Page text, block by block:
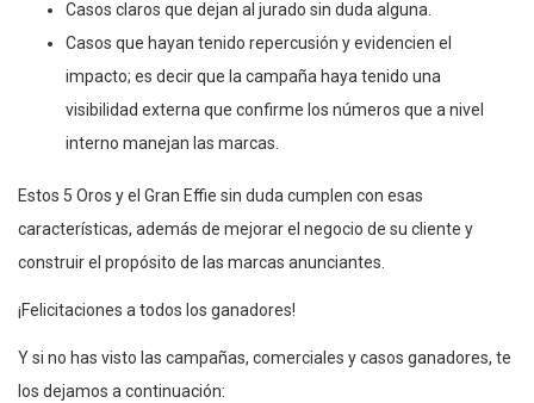
Casos claros que dejan al jurado sin duda alguna.
Casos que hayan tenido repercusión y evidencien el
impacto; es decir que la campaña haya tenido una
visibilidad externa que confirme los números que a nivel
interno manejan las marcas.
Estos 5 Oros y el Gran Effie sin duda cumplen con esas
características, además de mejorar el negocio de su cliente y
construir el propósito de las marcas anunciantes.
¡Felicitaciones a todos los ganadores!
Y si no has visto las campañas, comerciales y casos ganadores, te
los dejamos a continuación: